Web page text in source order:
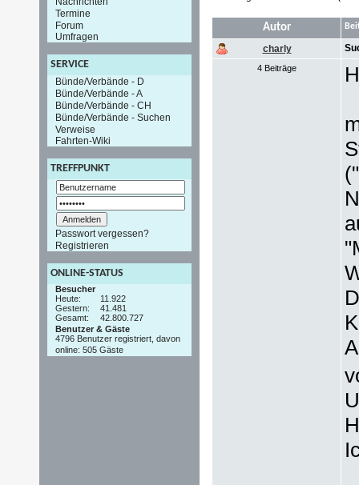
Termine
Forum
Umfragen
SERVICE
Bünde/Verbände - D
Bünde/Verbände - A
Bünde/Verbände - CH
Bünde/Verbände - Suchen
Verweise
Fahrten-Wiki
TREFFPUNKT
Passwort vergessen?
Registrieren
ONLINE-STATUS
Besucher
Heute:
11.922
Gestern:
41.481
Gesamt:
42.800.727
Benutzer & Gäste
4796 Benutzer registriert, davon
online: 505 Gäste
Autor
charly
4 Beiträge